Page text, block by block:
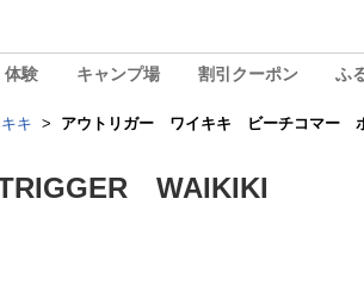
体験 キャンプ場 割引クーポン ふ
キ > アウトリガー ワイキキ ビーチコマー
WAIKIKI